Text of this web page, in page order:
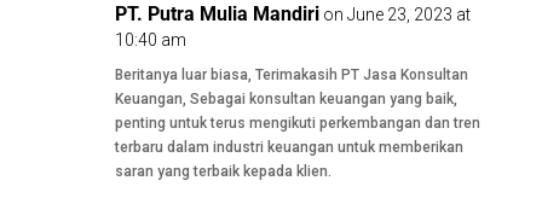
PT. Putra Mulia Mandiri on June 23, 2023 at
10:40 am
Beritanya luar biasa, Terimakasih PT Jasa Konsultan
Keuangan, Sebagai konsultan keuangan yang baik,
penting untuk terus mengikuti perkembangan dan tren
terbaru dalam industri keuangan untuk memberikan
saran yang terbaik kepada klien.